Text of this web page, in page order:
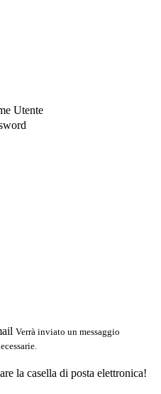
Utente
Verrà inviato un messaggio
la casella di posta elettronica!